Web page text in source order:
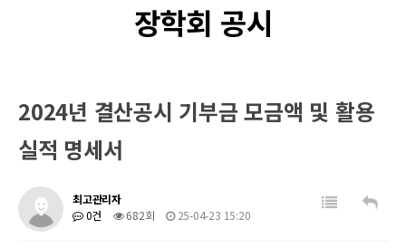
장학회 공시
2024년 결산공시 기부금 모금액 및 활용
실적 명세서
최고관리자
0건
682회 25-04-23 15:20